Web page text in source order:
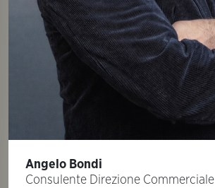
Angelo Bondi
Consulente Direzione Commerciale